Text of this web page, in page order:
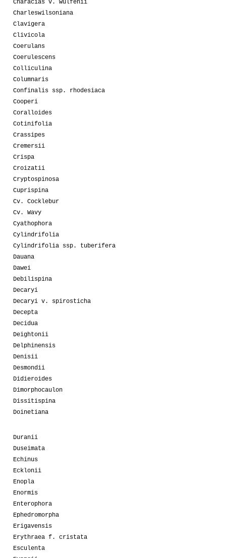
Characias v. wulfenii
Charleswilsoniana
Clavigera
Clivicola
Coerulans
Coerulescens
Colliculina
Columnaris
Confinalis ssp. rhodesiaca
Cooperi
Coralloides
Cotinifolia
Crassipes
Cremersii
Crispa
Croizatii
Cryptospinosa
Cuprispina
Cv. Cocklebur
Cv. Wavy
Cyathophora
Cylindrifolia
Cylindrifolia ssp. tuberifera
Dauana
Dawei
Debilispina
Decaryi
Decaryi v. spirosticha
Decepta
Decidua
Deightonii
Delphinensis
Denisii
Desmondii
Didieroides
Dimorphocaulon
Dissitispina
Doinetiana
Duranii
Duseimata
Echinus
Ecklonii
Enopla
Enormis
Enterophora
Ephedromorpha
Erigavensis
Erythraea f. cristata
Esculenta